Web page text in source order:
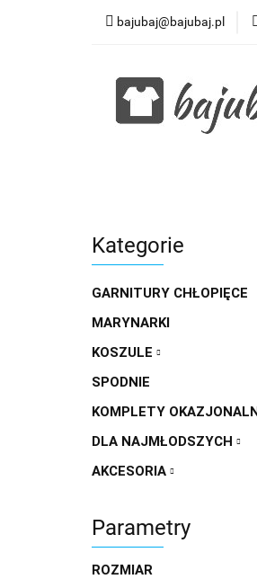
bajubaj@bajubaj.pl
Kategorie
GARNITURY CHŁOPIĘCE
MARYNARKI
KOSZULE
SPODNIE
KOMPLETY
DLA NAJMŁODSZYCH
AKCESORIA
Parametry
ROZMIAR